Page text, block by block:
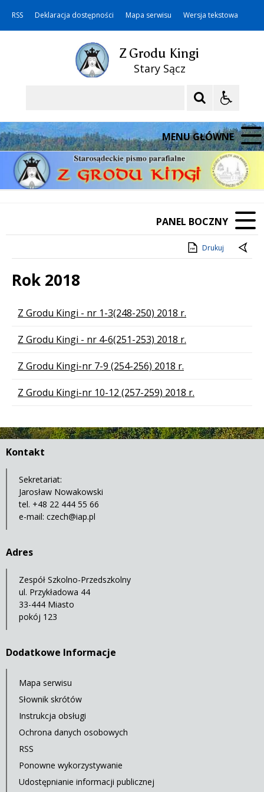
RSS Deklaracja dostępności Mapa serwisu Wersja tekstowa
Z Grodu Kingi
Stary Sącz
MENU GŁÓWNE
PANEL BOCZNY
Drukuj
Rok 2018
Lista stron
Z Grodu Kingi - nr 1-3(248-250) 2018 r.
Z Grodu Kingi - nr 4-6(251-253) 2018 r.
Z Grodu Kingi-nr 7-9 (254-256) 2018 r.
Z Grodu Kingi-nr 10-12 (257-259) 2018 r.
Kontakt
Sekretariat:
Jarosław Nowakowski
tel. +48 22 444 55 66
e-mail: czech@iap.pl
Adres
Zespół Szkolno-Przedszkolny
ul. Przykładowa 44
33-444 Miasto
pokój 123
Dodatkowe Informacje
Mapa serwisu
Słownik skrótów
Instrukcja obsługi
Ochrona danych osobowych
RSS
Ponowne wykorzystywanie
Udostępnianie informacji publicznej